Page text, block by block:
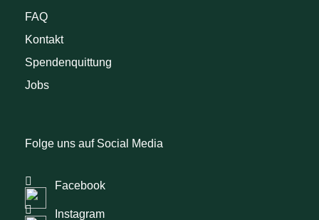
FAQ
Kontakt
Spendenquittung
Jobs
Folge uns auf Social Media
Facebook
Instagram